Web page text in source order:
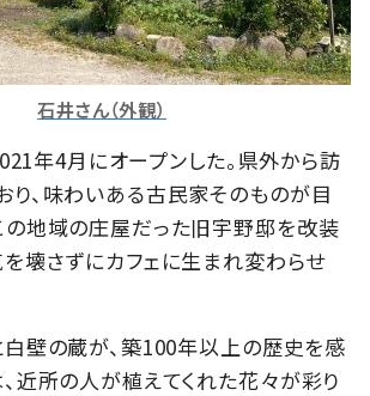
石井さん（外観）
年4月にオープンした。県外から訪
り、味わいある古民家そのものが目
の地域の庄屋だった旧宇野邸を改装
を壊さずにカフェに生まれ変わらせ
白壁の蔵が、築100年以上の歴史を感
、近所の人が植えてくれた花々が彩り